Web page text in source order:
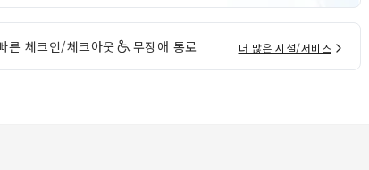
른 체크인/체크아웃 무장애 통로 더 많은 시설/서비스